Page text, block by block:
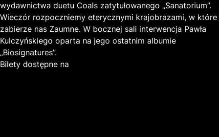
wydawnictwa duetu Coals zatytułowanego „Sanatorium”.
Wieczór rozpoczniemy eterycznymi krajobrazami, w które
zabierze nas Zaumne. W bocznej sali interwencja Pawła
Kulczyńskiego oparta na jego ostatnim albumie
„Biosignatures”.
Bilety dostępne na